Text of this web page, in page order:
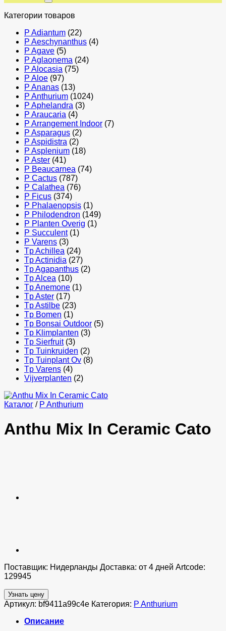
Категории товаров
P Adiantum (22)
P Aeschynanthus (4)
P Agave (5)
P Aglaonema (24)
P Alocasia (75)
P Aloe (97)
P Ananas (13)
P Anthurium (1024)
P Aphelandra (3)
P Araucaria (4)
P Arrangement Indoor (7)
P Asparagus (2)
P Aspidistra (2)
P Asplenium (18)
P Aster (41)
P Beaucarnea (74)
P Cactus (787)
P Calathea (76)
P Ficus (374)
P Phalaenopsis (1)
P Philodendron (149)
P Planten Overig (1)
P Succulent (1)
P Varens (3)
Tp Achillea (24)
Tp Actinidia (27)
Tp Agapanthus (2)
Tp Alcea (10)
Tp Anemone (1)
Tp Aster (17)
Tp Astilbe (23)
Tp Bomen (1)
Tp Bonsai Outdoor (5)
Tp Klimplanten (3)
Tp Sierfruit (3)
Tp Tuinkruiden (2)
Tp Tuinplant Ov (8)
Tp Varens (4)
Vijverplanten (2)
Каталог / P Anthurium
Anthu Mix In Ceramic Cato
Поставщик: Нидерланды Доставка: от 4 дней Artcode:
129945
Узнать цену
Артикул: bf9411a99c4e Категория: P Anthurium
Описание